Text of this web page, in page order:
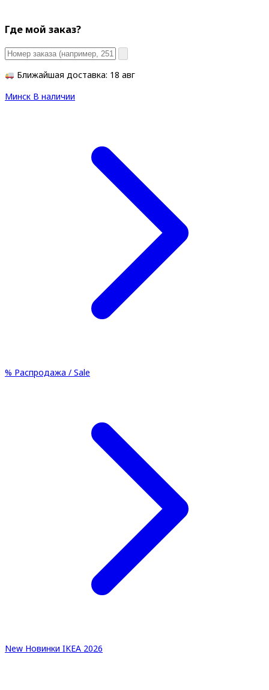
Где мой заказ?
Ближайшая доставка: 18 авг
Минск В наличии
% Распродажа / Sale
New Новинки IKEA 2026